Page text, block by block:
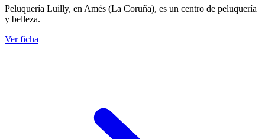
Peluquería Luilly, en Amés (La Coruña), es un centro de peluquería
y belleza.
Ver ficha